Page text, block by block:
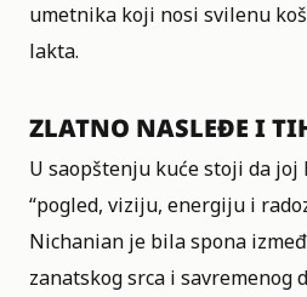
umetnika koji nosi svilenu
lakta.
ZLATNO NASLEĐE I
U saopštenju kuće stoji da joj
“pogled, viziju, energiju i
Nichanian je bila spona
zanatskog srca i savremenog